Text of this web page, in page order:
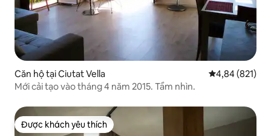
Căn hộ tại Ciutat Vella Xếp hạng
4,84 (821)
Mới cải tạo vào tháng 4 năm 2015. Tầm nhìn.
Được khách yêu thích
Được khách yêu thích